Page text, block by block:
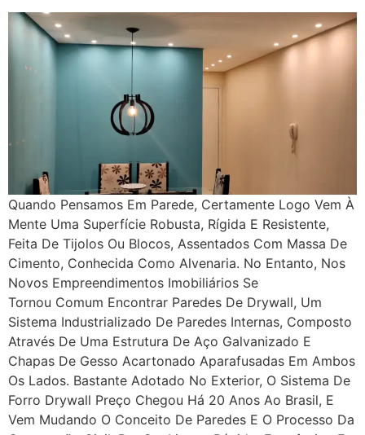
Quando Pensamos Em Parede, Certamente Logo Vem À
Mente Uma Superfície Robusta, Rígida E Resistente,
Feita De Tijolos Ou Blocos, Assentados Com Massa De
Cimento, Conhecida Como Alvenaria. No Entanto, Nos
Novos Empreendimentos Imobiliários Se
Tornou Comum Encontrar Paredes De Drywall, Um
Sistema Industrializado De Paredes Internas, Composto
Através De Uma Estrutura De Aço Galvanizado E
Chapas De Gesso Acartonado Aparafusadas Em Ambos
Os Lados. Bastante Adotado No Exterior, O Sistema De
Forro Drywall Preço Chegou Há 20 Anos Ao Brasil, E
Vem Mudando O Conceito De Paredes E O Processo Da